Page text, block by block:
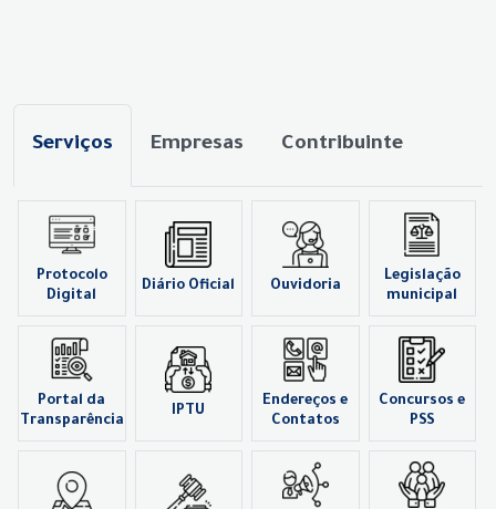
Serviços Empresas Contribuinte
Protocolo
Digital
Diário Oficial Ouvidoria
Legislação
municipal
Portal da
Transparência
IPTU
Endereços e
Contatos
Concursos e
PSS